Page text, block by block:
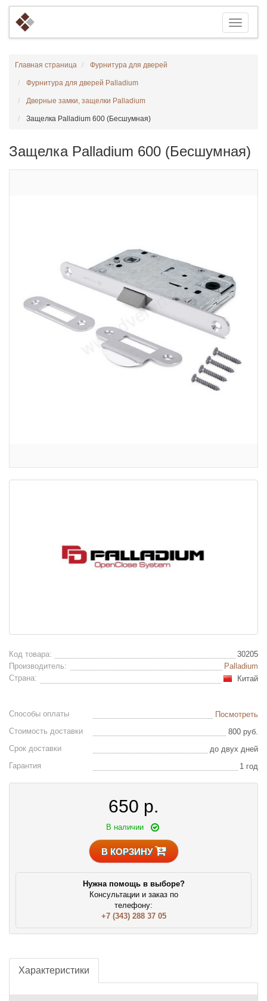
Главная страница Фурнитура для дверей
Фурнитура для дверей Palladium
Дверные замки, защелки Palladium
Защелка Palladium 600 (Бесшумная)
Защелка Palladium 600 (Бесшумная)
Код товара:
30205
Производитель:
Palladium
Страна:
Китай
Способы оплаты
Посмотреть
Стоимость доставки
800 руб.
Срок доставки
до двух дней
Гарантия
1 год
650 р.
В наличии
В КОРЗИНУ
Нужна помощь в выборе?
Консультации и заказ по
телефону:
+7 (343) 288 37 05
Характеристики